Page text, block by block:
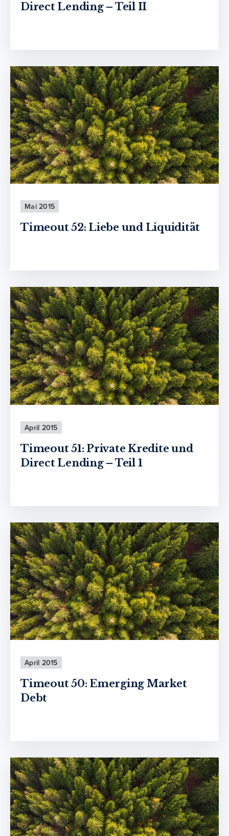
Direct Lending – Teil II
Mai 2015
Timeout 52: Liebe und Liquidität
April 2015
Timeout 51: Private Kredite und
Direct Lending – Teil 1
April 2015
Timeout 50: Emerging Market
Debt